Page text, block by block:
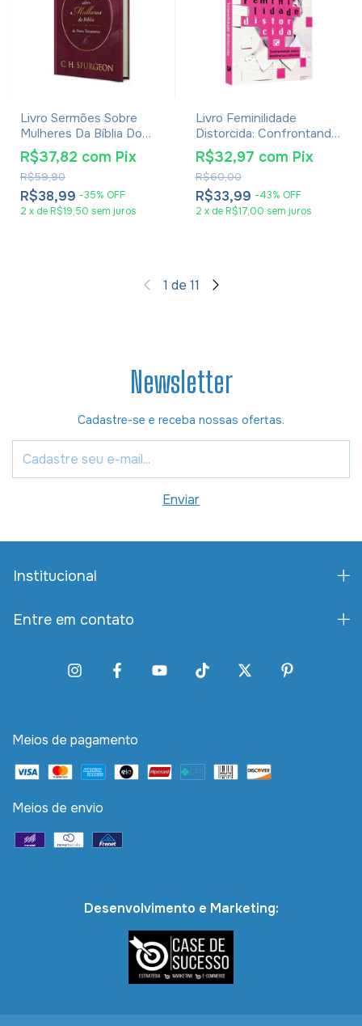
Livro Sermões Sobre
Mulheres Da Bíblia Do
Novo Testamento - C. H.
Spurgeon
R$38,99 -35% OFF
R$59,90
R$37,82 com Pix
2 x de R$19,50 sem juros
Livro Feminilidade
Distorcida: Confrontando
Cinco Tendências
Culturais - Jen Oshman
R$33,99 -43% OFF
R$60,00
R$32,97 com Pix
2 x de R$17,00 sem juros
1 de 11
Newsletter
Cadastre-se e receba nossas ofertas.
Institucional
Entre em contato
Meios de pagamento
Meios de envio
Desenvolvimento e Marketing: